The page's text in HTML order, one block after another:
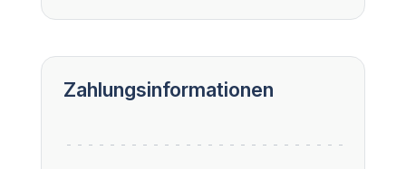
Zahlungsinformationen